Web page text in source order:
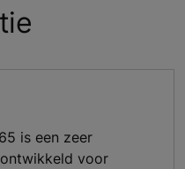
is een zeer
voor